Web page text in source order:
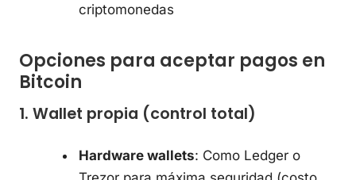
criptomonedas
Opciones para aceptar pagos en
Bitcoin
1. Wallet propia (control total)
Hardware wallets: Como Ledger o